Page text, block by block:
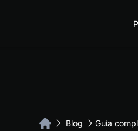
Blog Guía